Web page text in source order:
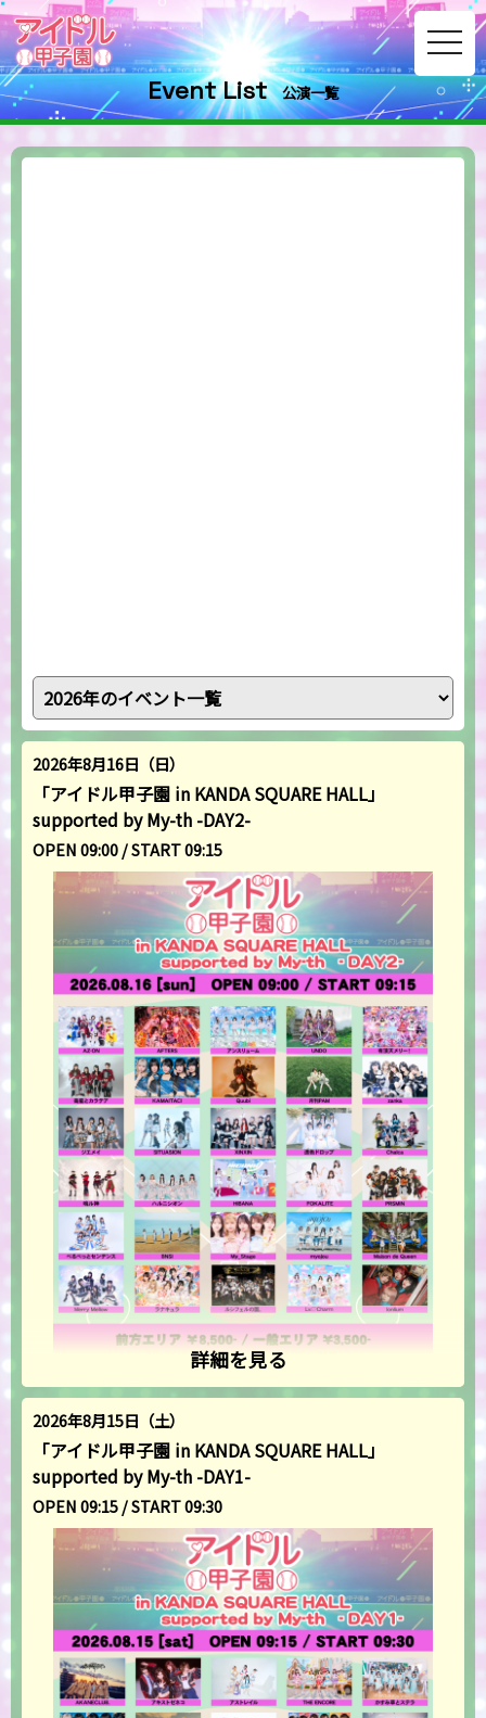
Event List 公演一覧
2026年8月16日（日）
「アイドル甲子園 in KANDA SQUARE HALL」
supported by My-th -DAY2-
OPEN 09:00 / START 09:15
詳細を見る
2026年8月15日（土）
「アイドル甲子園 in KANDA SQUARE HALL」
supported by My-th -DAY1-
OPEN 09:15 / START 09:30
toggle